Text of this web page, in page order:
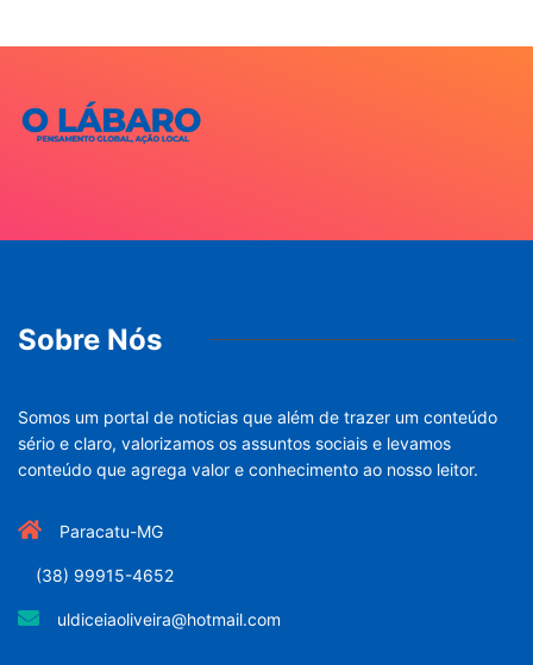
Sobre Nós
Somos um portal de noticias que além de trazer um conteúdo
sério e claro, valorizamos os assuntos sociais e levamos
conteúdo que agrega valor e conhecimento ao nosso leitor.
Paracatu-MG
(38) 99915-4652
uldiceiaoliveira@hotmail.com